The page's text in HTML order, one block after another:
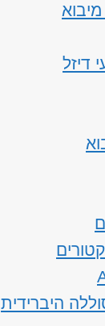
דיזל
היברידית